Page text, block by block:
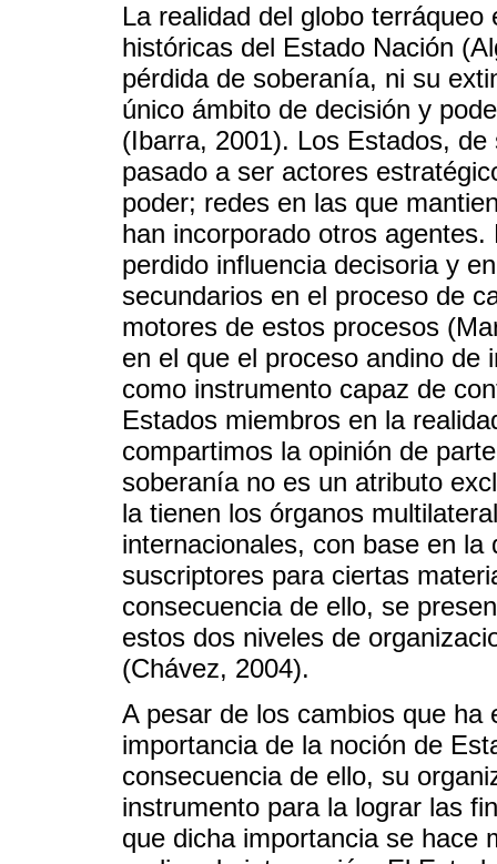
La realidad del globo
históricas del Estado Nación
pérdida de soberanía, ni su
único ámbito de decisión y
(Ibarra, 2001). Los Estados,
pasado a ser actores
poder; redes en las que
han incorporado otros
perdido influencia decisoria y
secundarios en el proceso de
motores de estos procesos
en el que el proceso andino de
como instrumento capaz de
Estados miembros en la
compartimos la opinión de
soberanía no es un atributo
la tienen los órganos
internacionales, con base en
suscriptores para ciertas
consecuencia de ello, se
estos dos niveles de
(Chávez, 2004).
A pesar de los cambios que ha
importancia de la noción de
consecuencia de ello, su
instrumento para la lograr las
que dicha importancia se hace